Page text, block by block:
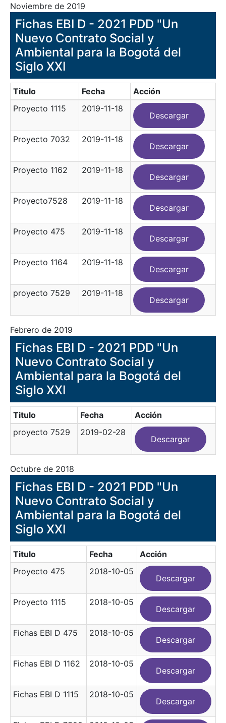
Noviembre de 2019
Fichas EBI D - 2021 PDD "Un
Nuevo Contrato Social y
Ambiental para la Bogotá del
Siglo XXI
Titulo Fecha
Acción
Proyecto 1115
2019-11-18
Descargar
Proyecto 7032 2019-11-18
Descargar
Proyecto 1162 2019-11-18
Descargar
Proyecto7528 2019-11-18
Descargar
Proyecto 475 2019-11-18
Descargar
Proyecto 1164 2019-11-18
Descargar
proyecto 7529 2019-11-18
Descargar
Febrero de 2019
Fichas EBI D - 2021 PDD "Un
Nuevo Contrato Social y
Ambiental para la Bogotá del
Siglo XXI
Titulo Fecha
Acción
proyecto 7529
2019-02-28
Descargar
Octubre de 2018
Fichas EBI D - 2021 PDD "Un
Nuevo Contrato Social y
Ambiental para la Bogotá del
Siglo XXI
Titulo Fecha
Acción
Proyecto 475
2018-10-05
Descargar
Proyecto 1115 2018-10-05
Descargar
Fichas EBI D 475 2018-10-05
Descargar
Fichas EBI D 1162 2018-10-05
Descargar
Fichas EBI D 1115 2018-10-05
Descargar